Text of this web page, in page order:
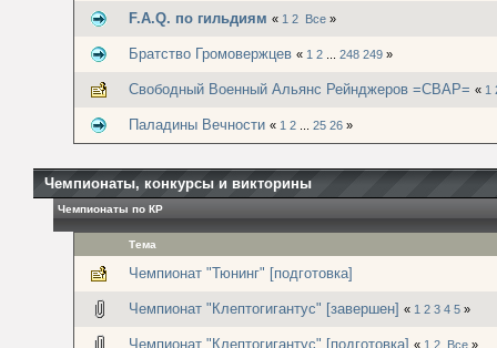
F.A.Q. по гильдиям « 1 2 Все »
Братство Громовержцев « 1 2 ... 248 249 »
Свободный Военный Альянс Рейнджеров =СВАР= « 1
Паладины Вечности « 1 2 ... 25 26 »
Чемпионаты, конкурсы и викторины
Чемпионаты по КР
Тема
Чемпионат "Тюнинг" [подготовка]
Чемпионат "Клептогигантус" [завершен] « 1 2 3 4 5 »
Чемпионат "Клептогигантус" [подготовка] « 1 2 Все »